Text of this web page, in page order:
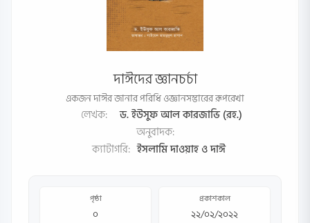
দাঈদের জ্ঞানচর্চা
একজন দাঈর জানার পরিধি ওজ্ঞানসম্ভারের রূপরেখা
লেখক:
ড. ইউসুফ আল কারজাভি (রহ.)
অনুবাদক:
ক্যাটাগরি: ইসলামি দাওয়াহ ও দাঈ
পৃষ্ঠা
০
প্রকাশকাল
২২/০২/২০২২